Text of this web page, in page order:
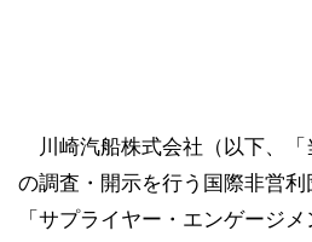
川崎汽船株式会社（以下、「
の調査・開示を行う国際非営利
「サプライヤー・エンゲージ